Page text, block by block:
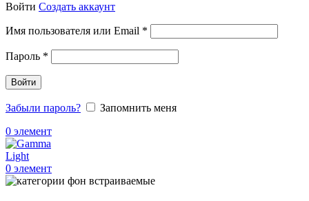
Войти Создать аккаунт
Имя пользователя или Email *
Пароль *
Войти
Забыли пароль?
Запомнить меня
0 элемент
0 элемент